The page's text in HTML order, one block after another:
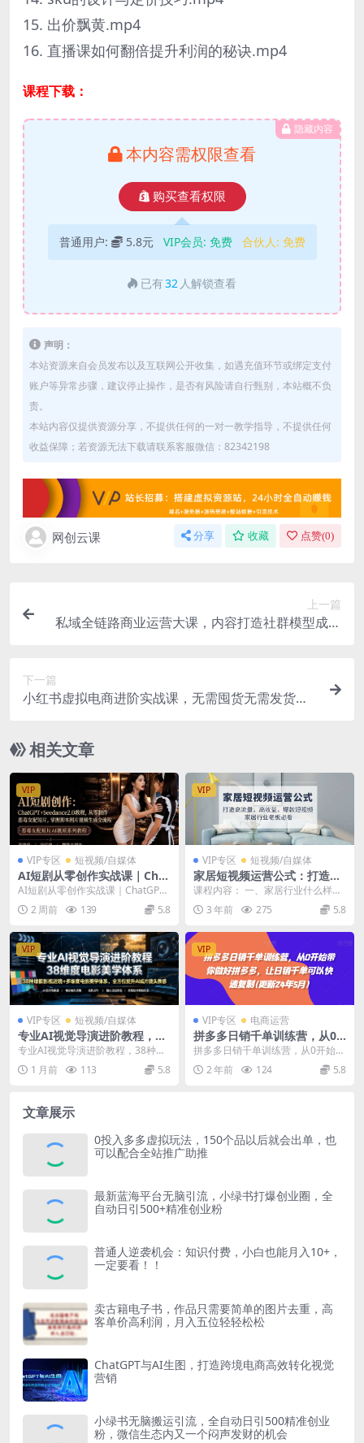
15. 出价飘黄.mp4
16. 直播课如何翻倍提升利润的秘诀.mp4
课程下载：
隐藏内容
本内容需权限查看
购买查看权限
普通用户: 5.8元 VIP会员: 免费 合伙人: 免费
已有32 人解锁查看
声明：
本站资源来自会员发布以及互联网公开收集，如遇充值环节或绑定支付
账户等异常步骤，建议停止操作，是否有风险请自行甄别，本站概不负
责。
本站内容仅提供资源分享，不提供任何的一对一教学指导，不提供任何
收益保障；若资源无法下载请联系客服微信：82342198
网创云课 分享 收藏 点赞(0)
上一篇
私域全链路商业运营大课，内容打造社群模型成交
下一篇
小红书虚拟电商进阶实战课，无需囤货无需发货，
相关文章
VIP
VIP专区 短视频/自媒体
AI短剧从零创作实战课｜Chat
GPT脚本撰写+Seedance2.0
视频生成，恶毒女配短剧全流
程教程
AI短剧从零创作实战课｜ChatGPT
脚本撰写+Seedance2.0视频生
成，...2 周前 139 5.8
VIP
VIP专区 短视频/自媒体
家居短视频运营公式：打造高
流量，高收益，爆款短视频 家
居行业老板必看
课程内容： 一、家居行业什么样的
视频能获客 1、高收益的视频选题
2、视频经常没...
3 年前 275 5.8
VIP
VIP专区 短视频/自媒体
专业AI视觉导演进阶教程，38
种爆款影视运镜+多维度电影
美学体系，全方位提升AI成片
高级感与镜头质感
专业AI视觉导演进阶教程，38种爆
款影视运镜+多维度电影美学体系，
全方位提升AI...
1 月前 113 5.8
VIP
VIP专区 电商运营
拼多多日销千单训练营，从0
开始带你做好拼多多，让日销
千单可以快速复制(更新24年1
0月)
拼多多日销千单训练营，从0开始带
你做好拼多多，让日销千单可以快
速复制(更新24年...
2 年前 124 5.8
文章展示
0投入多多虚拟玩法，150个品以后就会出单，也
可以配合全站推广助推
最新蓝海平台无脑引流，小绿书打爆创业圈，全
自动日引500+精准创业粉
普通人逆袭机会：知识付费，小白也能月入10+，
一定要看！！
卖古籍电子书，作品只需要简单的图片去重，高
客单价高利润，月入五位轻轻松松
ChatGPT与AI生图，打造跨境电商高效转化视觉
营销
小绿书无脑搬运引流，全自动日引500精准创业
粉，微信生态内又一个闷声发财的机会